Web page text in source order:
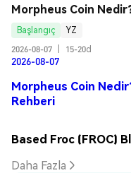
Morpheus Coin
Başlangıç
YZ
2026-08-07
15-20d
2026-08-07
Morpheus Coin
Rehberi
Based Froc (FROC)
Daha Fazla